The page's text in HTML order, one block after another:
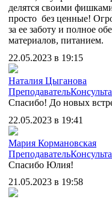
делятся своими
просто без ценные!
за ее заботу и полное
материалов, питанием.
22.05.2023 в 19:15
Наталия Цыганова
Преподаватель
Спасибо! До новых
22.05.2023 в 19:41
Мария Кормановская
Преподаватель
Спасибо Юлия!
21.05.2023 в 19:58